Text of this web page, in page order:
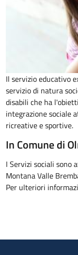
Il servizio educativo
servizio di natura
disabili che ha
integrazione sociale
ricreative e sportive.
In Comune di
I Servizi sociali sono
Montana Valle
Per ulteriori